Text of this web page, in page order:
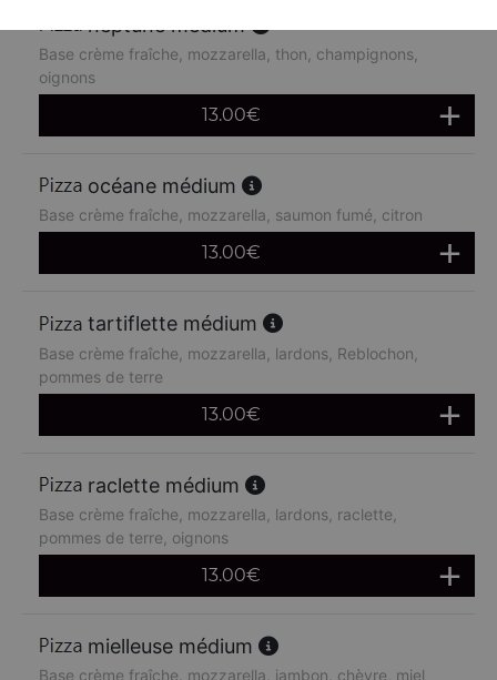
neptune médium
Base crème fraîche, mozzarella, thon, champignons,
oignons
13.00€
océane médium
Base crème fraîche, mozzarella, saumon fumé, citron
13.00€
tartiflette médium
Base crème fraîche, mozzarella, lardons, Reblochon,
pommes de terre
13.00€
raclette médium
Base crème fraîche, mozzarella, lardons, raclette,
pommes de terre, oignons
13.00€
mielleuse médium
Base crème fraîche, mozzarella, jambon, chèvre, miel